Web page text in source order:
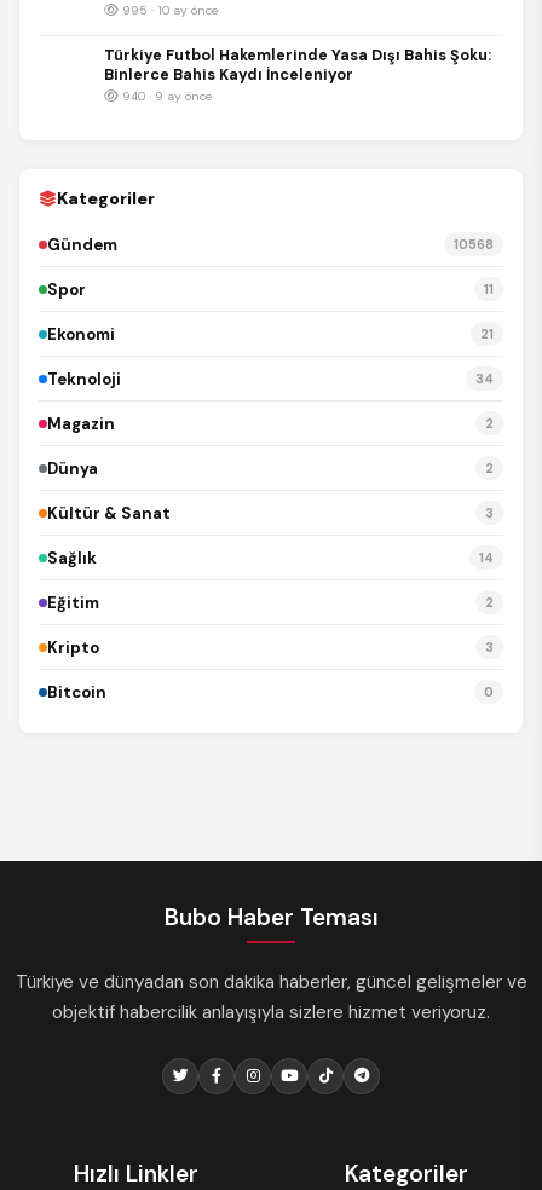
995 · 10 ay önce
Türkiye Futbol Hakemlerinde Yasa Dışı Bahis Şoku:
Binlerce Bahis Kaydı İnceleniyor
940 · 9 ay önce
Kategoriler
Gündem 10568
Spor 11
Ekonomi 21
Teknoloji 34
Magazin 2
Dünya 2
Kültür & Sanat 3
Sağlık 14
Eğitim 2
Kripto 3
Bitcoin 0
Bubo Haber Teması
Türkiye ve dünyadan son dakika haberler, güncel gelişmeler ve
objektif habercilik anlayışıyla sizlere hizmet veriyoruz.
Hızlı Linkler Kategoriler